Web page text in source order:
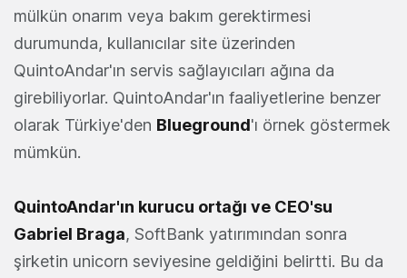
mülkün onarım veya bakım gerektirmesi
durumunda, kullanıcılar site üzerinden
QuintoAndar'ın servis sağlayıcıları ağına da
girebiliyorlar. QuintoAndar'ın faaliyetlerine benzer
olarak Türkiye'den Blueground'ı örnek göstermek
mümkün.
QuintoAndar'ın kurucu ortağı ve CEO'su
Gabriel Braga, SoftBank yatırımından sonra
şirketin unicorn seviyesine geldiğini belirtti. Bu da